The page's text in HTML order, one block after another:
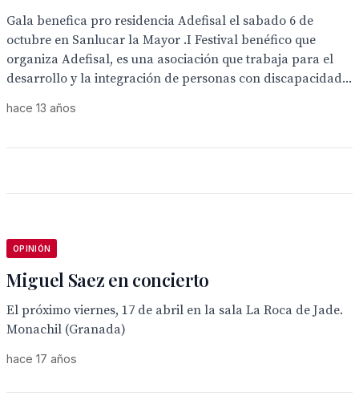
Gala benefica pro residencia Adefisal el sabado 6 de
octubre en Sanlucar la Mayor .I Festival benéfico que
organiza Adefisal, es una asociación que trabaja para el
desarrollo y la integración de personas con discapacidad...
hace 13 años
OPINIÓN
Miguel Saez en concierto
El próximo viernes, 17 de abril en la sala La Roca de Jade.
Monachil (Granada)
hace 17 años